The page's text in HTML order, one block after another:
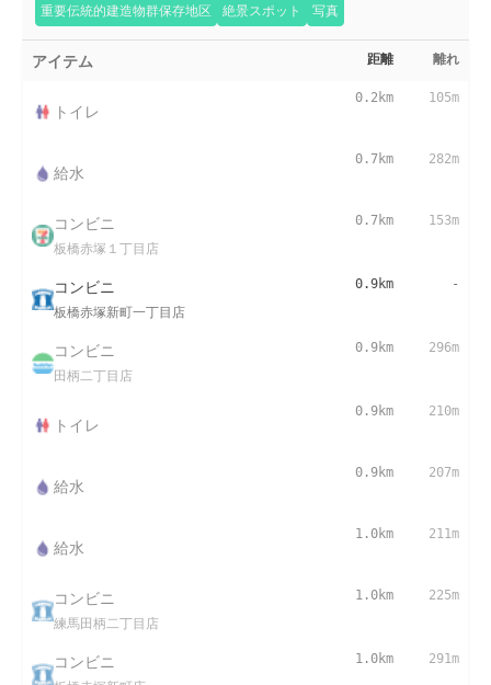
重要伝統的建造物群保存地区
絶景スポット 写真
アイテム 距離 離れ
トイレ
0.2km 105m
給水
0.7km 282m
コンビニ
板橋赤塚１丁目店
0.7km 153m
コンビニ
板橋赤塚新町一丁目店
0.9km -
コンビニ
田柄二丁目店
0.9km 296m
トイレ
0.9km 210m
給水
0.9km 207m
給水
1.0km 211m
コンビニ
練馬田柄二丁目店
1.0km 225m
コンビニ 1.0km 291m